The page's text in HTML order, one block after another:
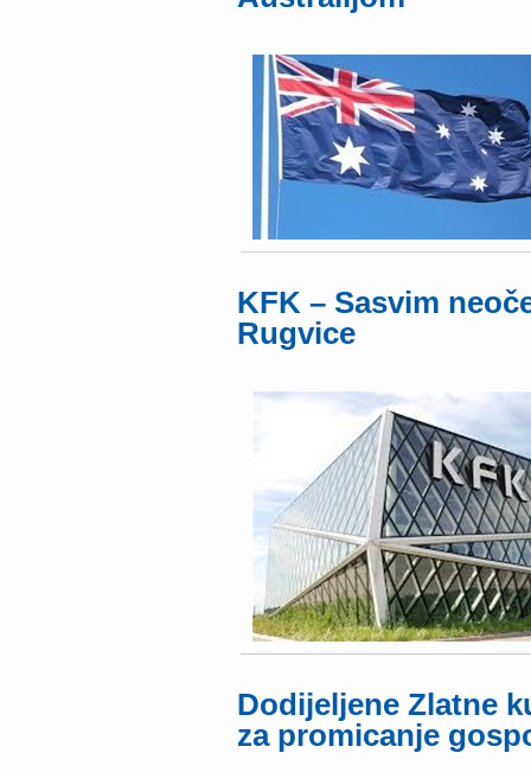
KFK – Sasvim
Rugvice
Dodijeljene Zlatne
za promicanje